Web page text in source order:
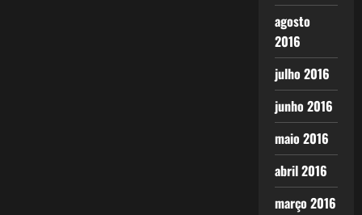
agosto
2016
julho 2016
junho 2016
maio 2016
abril 2016
março 2016